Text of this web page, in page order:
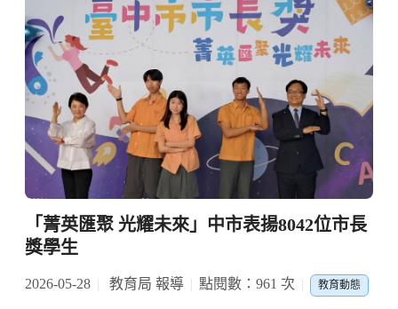
「菁英匯聚 光耀未來」中市表揚8042位市長
獎學生
2026-05-28 教育局 報導 點閱數：961 次 教育動態